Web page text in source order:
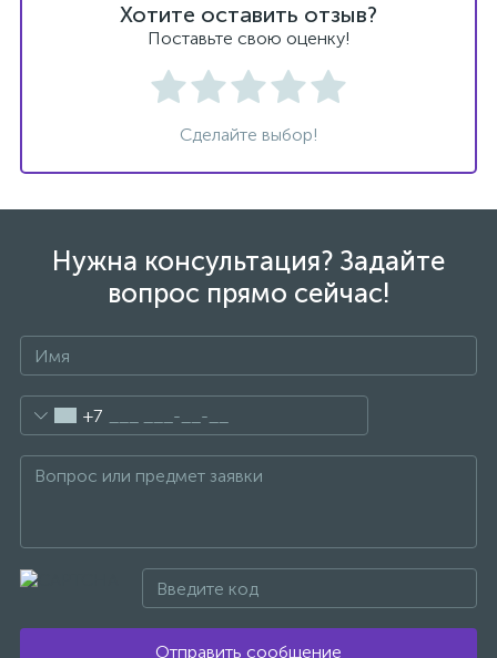
Хотите оставить отзыв?
Поставьте свою оценку!
Сделайте выбор!
Нужна консультация? Задайте
вопрос прямо сейчас!
+7
Отправить сообщение
Смесители термостатические